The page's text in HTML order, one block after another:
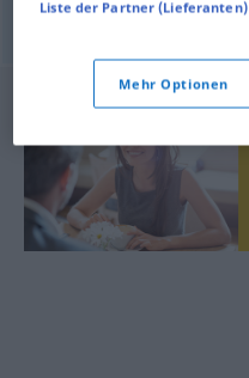
Liste der Partner (Lieferanten)
Mehr Optionen